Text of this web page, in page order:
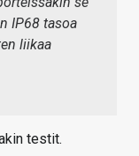
IP68 tasoa
liikaa
testit.